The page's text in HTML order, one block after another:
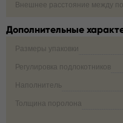
Внешнее расстояние между
Дополнительные
Размеры упаковки
Регулировка подлокотников
Наполнитель
Толщина поролона